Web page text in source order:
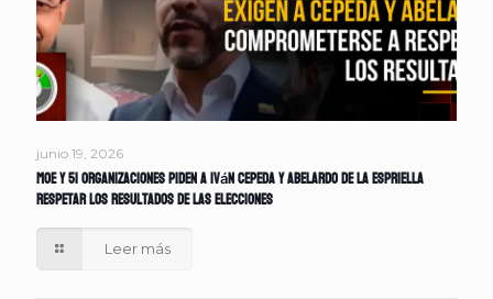
junio 19, 2026
MOE y 51 organizaciones piden a Iván Cepeda y Abelardo de la Espriella
respetar los resultados de las elecciones
Leer más